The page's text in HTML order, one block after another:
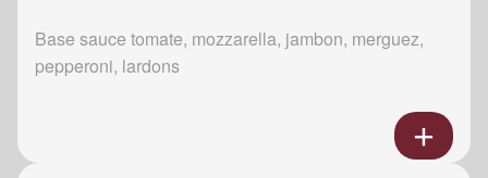
Base sauce tomate, mozzarella, jambon, merguez,
pepperoni, lardons